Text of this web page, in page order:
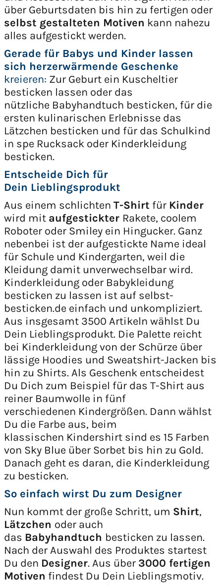
über Geburtsdaten bis hin zu fertigen oder
selbst gestalteten Motiven kann nahezu
alles aufgestickt werden.
Gerade für Babys und Kinder lassen
sich herzerwärmende Geschenke
kreieren: Zur Geburt ein Kuscheltier
besticken lassen oder das
nützliche Babyhandtuch besticken, für die
ersten kulinarischen Erlebnisse das
Lätzchen besticken und für das Schulkind
in spe Rucksack oder Kinderkleidung
besticken.
Entscheide Dich für
Dein Lieblingsprodukt
Aus einem schlichten T-Shirt für Kinder
wird mit aufgestickter Rakete, coolem
Roboter oder Smiley ein Hingucker. Ganz
nebenbei ist der aufgestickte Name ideal
für Schule und Kindergarten, weil die
Kleidung damit unverwechselbar wird.
Kinderkleidung oder Babykleidung
besticken zu lassen ist auf selbst-
besticken.de einfach und unkompliziert.
Aus insgesamt 3500 Artikeln wählst Du
Dein Lieblingsprodukt. Die Palette reicht
bei Kinderkleidung von der Schürze über
lässige Hoodies und Sweatshirt-Jacken bis
hin zu Shirts. Als Geschenk entscheidest
Du Dich zum Beispiel für das T-Shirt aus
reiner Baumwolle in fünf
verschiedenen Kindergrößen. Dann wählst
Du die Farbe aus, beim
klassischen Kindershirt sind es 15 Farben
von Sky Blue über Sorbet bis hin zu Gold.
Danach geht es daran, die Kinderkleidung
zu besticken.
So einfach wirst Du zum Designer
Nun kommt der große Schritt, um Shirt,
Lätzchen oder auch
das Babyhandtuch besticken zu lassen.
Nach der Auswahl des Produktes startest
Du den Designer. Aus über 3000 fertigen
Motiven findest Du Dein Lieblingsmotiv.